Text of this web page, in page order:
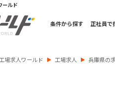
ールド
条件から探す 正社員で
場求人ワールド 工場求人 兵庫県の